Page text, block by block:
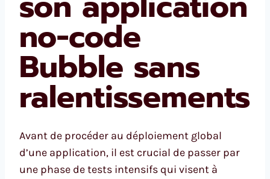
no-code
Bubble sans
ralentissements
Avant de procéder au déploiement global
d’une application, il est crucial de passer par
une phase de tests intensifs qui visent à